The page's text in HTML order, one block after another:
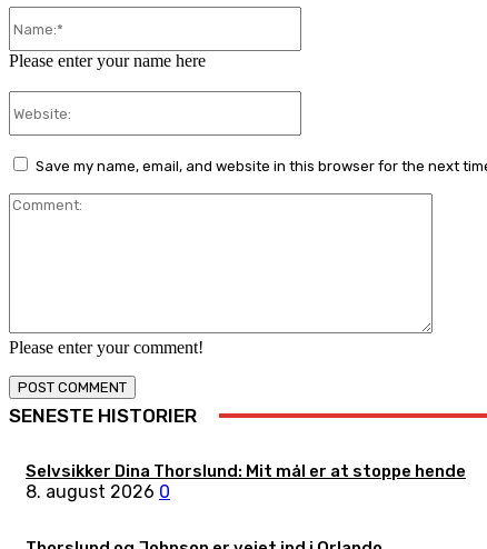
Please enter your comment!
Please enter your name here
Save my name, email, and website in this browser for the next
SENESTE HISTORIER
Selvsikker Dina Thorslund: Mit mål er at stoppe hende
8. august 2026 0